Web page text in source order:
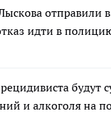
отправили
идти в
будут
и алкоголя на